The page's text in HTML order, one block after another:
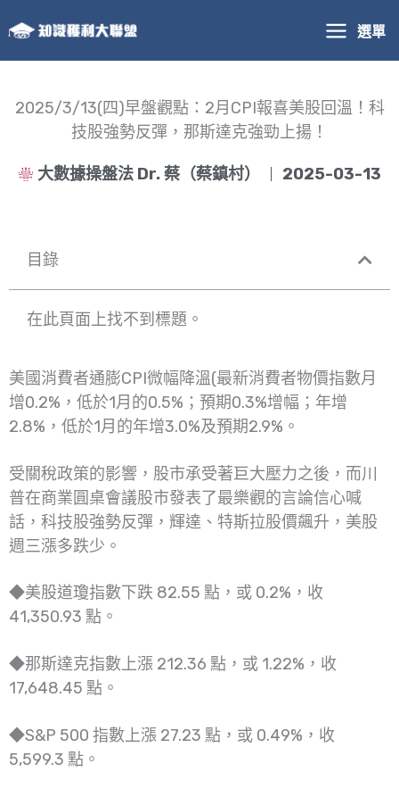
至
主
選單
2025/3/13(四)早盤觀點：2月CPI報喜美股回溫！科
技股強勢反彈，那斯達克強勁上揚！
大數據操盤法 Dr. 蔡（蔡鎮村） 2025-03-13
目錄
在此頁面上找不到標題。
美國消費者通膨CPI微幅降溫(最新消費者物價指數月
增0.2%，低於1月的0.5%；預期0.3%增幅；年增
2.8%，低於1月的年增3.0%及預期2.9%。
受關稅政策的影響，股市承受著巨大壓力之後，而川
普在商業圓桌會議股市發表了最樂觀的言論信心喊
話，科技股強勢反彈，輝達、特斯拉股價飆升，美股
週三漲多跌少。
◆美股道瓊指數下跌 82.55 點，或 0.2%，收
41,350.93 點。
◆那斯達克指數上漲 212.36 點，或 1.22%，收
17,648.45 點。
◆S&P 500 指數上漲 27.23 點，或 0.49%，收
5,599.3 點。